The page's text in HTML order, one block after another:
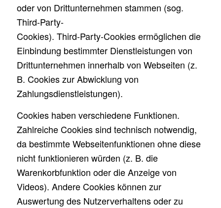
oder von Drittunternehmen stammen (sog.
Third-Party-
Cookies). Third-Party-Cookies ermöglichen die
Einbindung bestimmter Dienstleistungen von
Drittunternehmen innerhalb von Webseiten (z.
B. Cookies zur Abwicklung von
Zahlungsdienstleistungen).
Cookies haben verschiedene Funktionen.
Zahlreiche Cookies sind technisch notwendig,
da bestimmte Webseitenfunktionen ohne diese
nicht funktionieren würden (z. B. die
Warenkorbfunktion oder die Anzeige von
Videos). Andere Cookies können zur
Auswertung des Nutzerverhaltens oder zu